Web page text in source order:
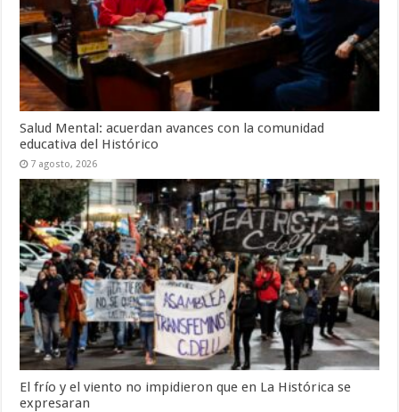
Salud Mental: acuerdan avances con la comunidad
educativa del Histórico
7 agosto, 2026
El frío y el viento no impidieron que en La Histórica se
expresaran